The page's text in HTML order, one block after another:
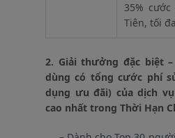
35%
Tiên, tối
2. Giải thưởng đặc biệt
dùng có tổng cước phí
dụng ưu đãi) của dịch
cao nhất trong Thời Hạn